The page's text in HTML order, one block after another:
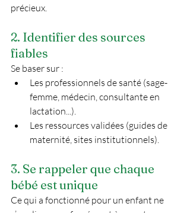
précieux.
2. Identifier des sources
fiables
Se baser sur :
Les professionnels de santé (sage-
femme, médecin, consultante en
lactation...).
Les ressources validées (guides de
maternité, sites institutionnels).
3. Se rappeler que chaque
bébé est unique
Ce qui a fonctionné pour un enfant ne